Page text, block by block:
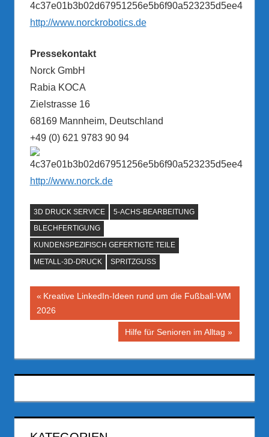
http://www.norckrobotics.de
Pressekontakt
Norck GmbH
Rabia KOCA
Zielstrasse 16
68169 Mannheim, Deutschland
+49 (0) 621 9783 90 94
http://www.norck.de
3D DRUCK SERVICE
5-ACHS-BEARBEITUNG
BLECHFERTIGUNG
KUNDENSPEZIFISCH GEFERTIGTE TEILE
METALL-3D-DRUCK
SPRITZGUSS
Beitragsnavigation
Vorheriger
Beitrag:
Kreative LinkedIn-Ideen rund um die Fußball-WM
2026
Nächster
Hilfe für Senioren im Alltag